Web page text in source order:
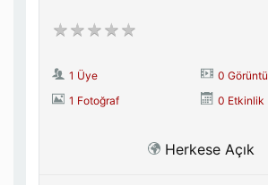
1 Üye
0 Görüntü
1 Fotoğraf
0 Etkinlik
Herkese Açık